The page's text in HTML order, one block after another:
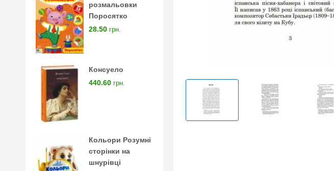
розмальовки
Поросятко
28.50 грн.
Консуело
440.60 грн.
Кольори Розумні
сторінки на
шнурівці